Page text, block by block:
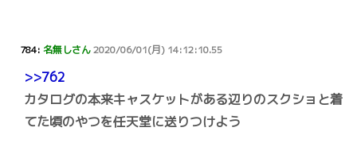
784: 名無しさん2020/06/01(月) 14:12:10.55
>>762
カタログの本来キャスケットがある辺りのスクショと着
てた頃のやつを任天堂に送りつけよう